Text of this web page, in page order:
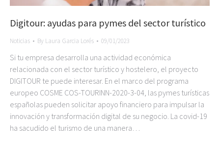
Digitour: ayudas para pymes del sector turístico
Noticias By Laura Garcia Lorés 09/01/2023
Si tu empresa desarrolla una actividad económica
relacionada con el sector turístico y hostelero, el proyecto
DIGITOUR te puede interesar. En el marco del programa
europeo COSME COS-TOURINN-2020-3-04, las pymes turísticas
españolas pueden solicitar apoyo financiero para impulsar la
innovación y transformación digital de su negocio. La covid-19
ha sacudido el turismo de una manera…